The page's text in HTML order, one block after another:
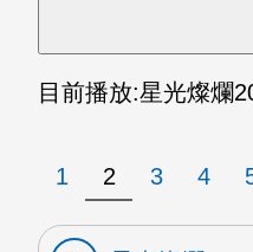
目前播放:星光燦爛
1 2 3 4